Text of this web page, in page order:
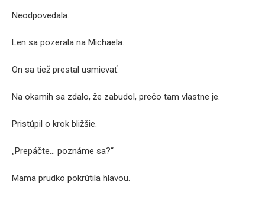
Neodpovedala.
Len sa pozerala na Michaela.
On sa tiež prestal usmievať.
Na okamih sa zdalo, že zabudol, prečo tam vlastne je.
Pristúpil o krok bližšie.
„Prepáčte… poznáme sa?“
Mama prudko pokrútila hlavou.